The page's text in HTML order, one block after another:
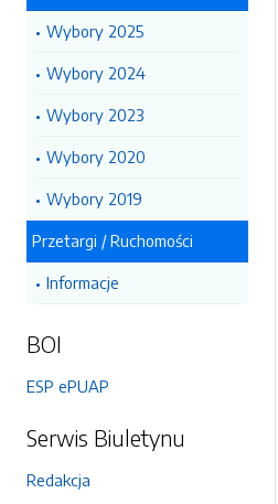
Wybory 2025
Wybory 2024
Wybory 2023
Wybory 2020
Wybory 2019
Przetargi / Ruchomości
Informacje
BOI
ESP ePUAP
Serwis Biuletynu
Redakcja